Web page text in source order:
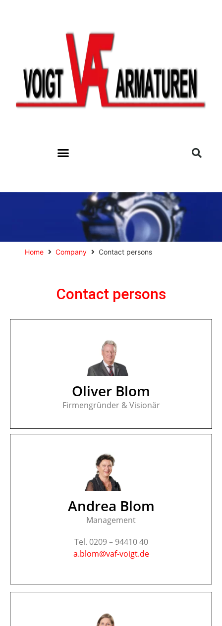
Home Company Contact persons
Contact persons
Oliver Blom
Firmengründer & Visionär
Andrea Blom
Management
Tel. 0209 – 94410 40
a.blom@vaf-voigt.de